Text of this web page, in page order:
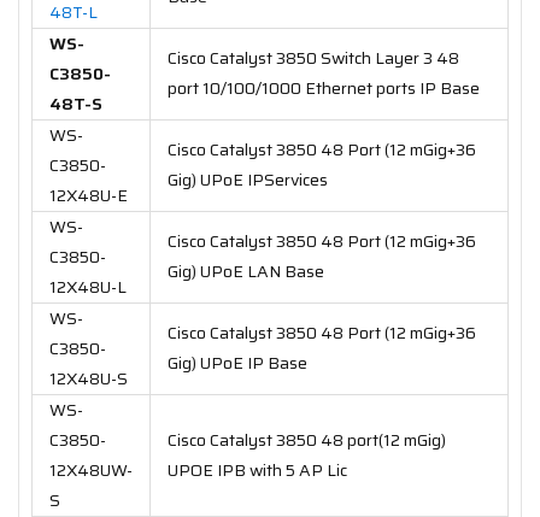
48T-L
WS-
C3850-
48T-S
Cisco Catalyst 3850 Switch Layer 3 48
port 10/100/1000 Ethernet ports IP Base
WS-
C3850-
12X48U-E
Cisco Catalyst 3850 48 Port (12 mGig+36
Gig) UPoE IPServices
WS-
C3850-
12X48U-L
Cisco Catalyst 3850 48 Port (12 mGig+36
Gig) UPoE LAN Base
WS-
C3850-
12X48U-S
Cisco Catalyst 3850 48 Port (12 mGig+36
Gig) UPoE IP Base
WS-
C3850-
12X48UW-
S
Cisco Catalyst 3850 48 port(12 mGig)
UPOE IPB with 5 AP Lic